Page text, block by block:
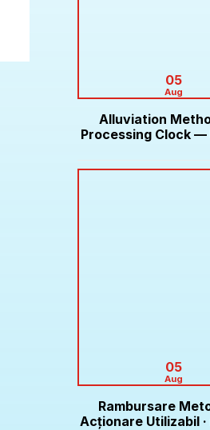
05
Aug
Alluviation
Processing Clock —
05
Aug
Rambursare
Acționare Utilizabil ·